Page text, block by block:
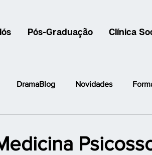
Pós-Graduação Clínica
DramaBlog Novidades